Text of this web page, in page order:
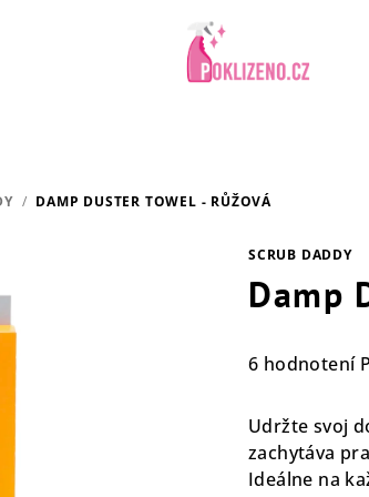
/ DAMP DUSTER TOWEL - RŮŽOVÁ
SCRUB DADDY
Damp
Priemerné
produktu
je
5,0
6 hodnotení
Udržte svoj
zachytáva
Ideálne na